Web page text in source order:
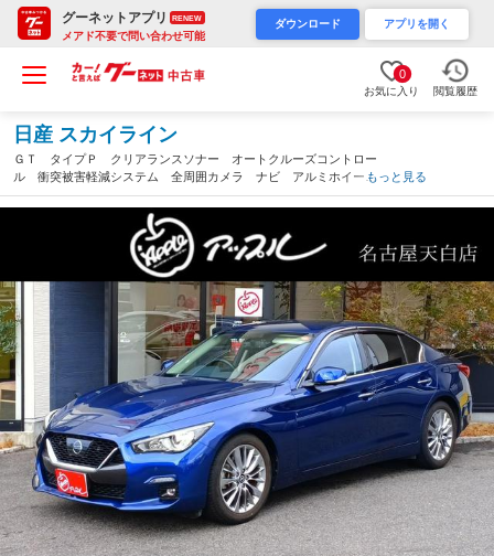
グーネットアプリ RENEW
メアド不要で問い合わせ可能
ダウンロード アプリを開く
0
お気に入り 閲覧履歴
日産 スカイライン
ＧＴ タイプＰ クリアランスソナー オートクルーズコントロー
ル 衝突被害軽減システム 全周囲カメラ ナビ アルミホイー
ル オートライト ＬＥＤヘッドランプ ＡＴ シートヒーター
スマートキー 電動格納ミラー（愛知県）
もっと見る